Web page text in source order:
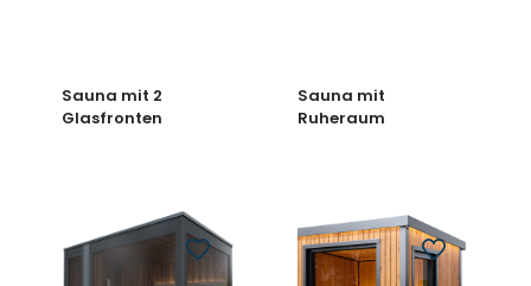
Sauna mit 2
Glasfronten
Sauna mit
Ruheraum